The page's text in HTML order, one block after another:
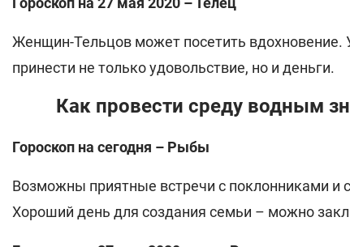
Женщин-Тельцов может посетить вдохновение.
принести не только удовольствие, но и деньги.
Как провести среду водным
Гороскоп на сегодня – Рыбы
Возможны приятные встречи с поклонниками и
Хороший день для создания семьи – можно